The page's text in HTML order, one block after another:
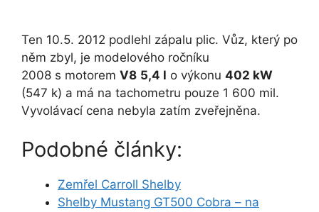
Ten 10.5. 2012 podlehl zápalu plic. Vůz, který po
něm zbyl, je modelového ročníku
2008 s motorem V8 5,4 l o výkonu 402 kW
(547 k) a má na tachometru pouze 1 600 mil.
Vyvolávací cena nebyla zatím zveřejněna.
Podobné články:
Zemřel Carroll Shelby
Shelby Mustang GT500 Cobra – na